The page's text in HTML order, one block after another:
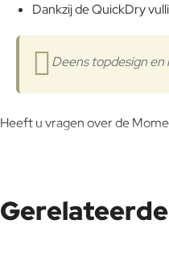
Dankzij de QuickDry
Deens topdesign
Heeft u vragen over de